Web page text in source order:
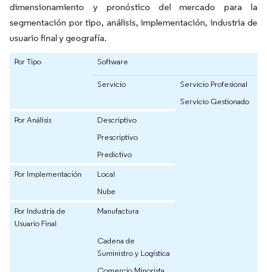
dimensionamiento y pronóstico del mercado para la
segmentación por tipo, análisis, implementación, industria de
usuario final y geografía.
Por Tipo Software
Servicio
Servicio Profesional
Servicio Gestionado
Por Análisis
Descriptivo
Prescriptivo
Predictivo
Por Implementación
Local
Nube
Por Industria de
Usuario Final
Manufactura
Cadena de
Suministro y Logística